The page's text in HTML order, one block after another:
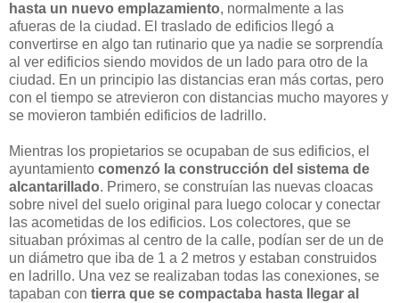
hasta un nuevo emplazamiento, normalmente a las
afueras de la ciudad. El traslado de edificios llegó a
convertirse en algo tan rutinario que ya nadie se sorprendía
al ver edificios siendo movidos de un lado para otro de la
ciudad. En un principio las distancias eran más cortas, pero
con el tiempo se atrevieron con distancias mucho mayores y
se movieron también edificios de ladrillo.
Mientras los propietarios se ocupaban de sus edificios, el
ayuntamiento comenzó la construcción del sistema de
alcantarillado. Primero, se construían las nuevas cloacas
sobre nivel del suelo original para luego colocar y conectar
las acometidas de los edificios. Los colectores, que se
situaban próximas al centro de la calle, podían ser de un de
un diámetro que iba de 1 a 2 metros y estaban construidos
en ladrillo. Una vez se realizaban todas las conexiones, se
tapaban con tierra que se compactaba hasta llegar al